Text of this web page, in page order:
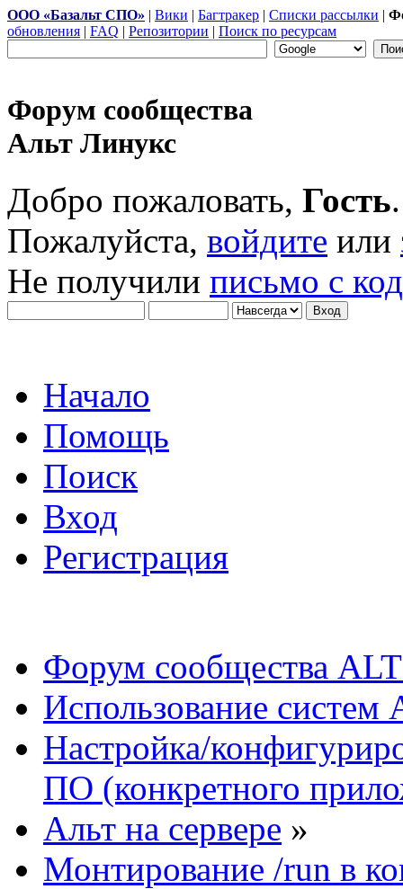
ООО «Базальт СПО» | Вики | Багтракер | Списки рассылки |
обновления | FAQ | Репозитории | Поиск по ресурсам
Форум сообщества
Альт Линукс
Добро пожаловать, Гость.
Пожалуйста, войдите или
Не получили письмо с
Начало
Помощь
Поиск
Вход
Регистрация
Форум сообщества
Использование систем
Настройка/
ПО (конкретного
Альт на сервере »
Монтирование /run в